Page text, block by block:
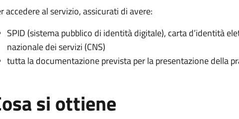
accedere al servizio, assicurati di avere:
SPID (sistema pubblico di identità digitale), carta d’identità
nazionale dei servizi (CNS)
tutta la documentazione prevista per la presentazione della
si ottiene